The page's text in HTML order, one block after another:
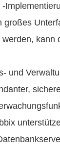
kann
und